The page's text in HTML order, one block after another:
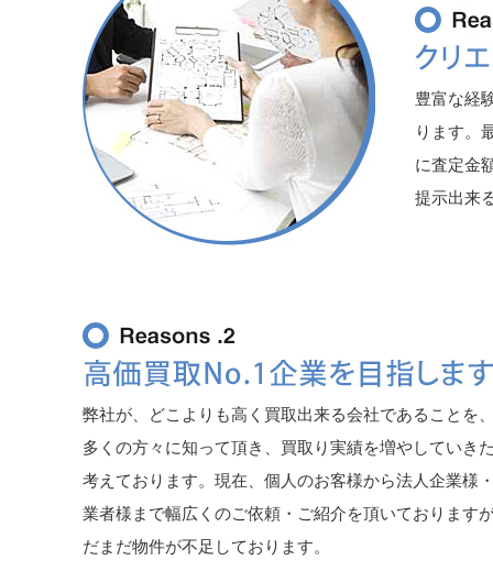
豊富な経
ります。
に査定金
提示出来
弊社が、どこよりも高く買取出来る会社であることを
多くの方々に知って頂き、買取り実績を増やしていき
考えております。現在、個人のお客様から法人企業様
業者様まで幅広くのご依頼・ご紹介を頂いております
だまだ物件が不足しております。